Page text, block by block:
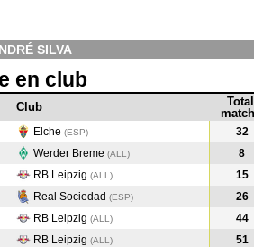
SILVA
en club
Club
Total
Elche (ESP)
32
Werder Breme (ALL )
8
RB Leipzig (ALL )
15
Real Sociedad (ESP)
26
RB Leipzig (ALL )
44
RB Leipzig (ALL )
51